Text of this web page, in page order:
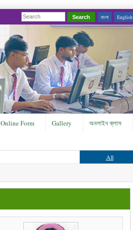
Search বাংলা English
Online Form Gallery
অনলাইন ক্লাস
All